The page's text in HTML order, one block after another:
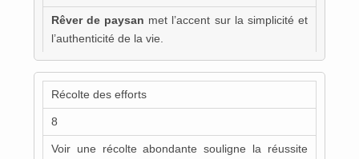
Rêver de paysan met l’accent sur la simplicité et
l’authenticité de la vie.
Récolte des efforts
8
Voir une récolte abondante souligne la réussite